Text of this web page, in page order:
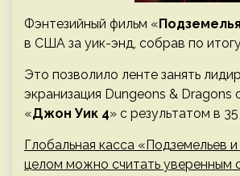
Фэнтезийный фильм «
в США за уик-энд, собрав по
Это позволило ленте занять
экранизация Dungeons &
«Джон Уик 4» с результатом в
Глобальная касса «Подземельев
целом можно считать уверенным